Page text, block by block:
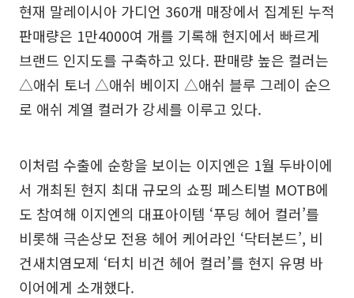
현재 말레이시아 가디언 360개 매장에서 집계된 누적
판매량은 1만4000여 개를 기록해 현지에서 빠르게
브랜드 인지도를 구축하고 있다. 판매량 높은 컬러는
△애쉬 토너 △애쉬 베이지 △애쉬 블루 그레이 순으
로 애쉬 계열 컬러가 강세를 이루고 있다.
이처럼 수출에 순항을 보이는 이지엔은 1월 두바이에
서 개최된 현지 최대 규모의 쇼핑 페스티벌 MOTB에
도 참여해 이지엔의 대표아이템 ‘푸딩 헤어 컬러’를
비롯해 극손상모 전용 헤어 케어라인 ‘닥터본드’, 비
건새치염모제 ‘터치 비건 헤어 컬러’를 현지 유명 바
이어에게 소개했다.